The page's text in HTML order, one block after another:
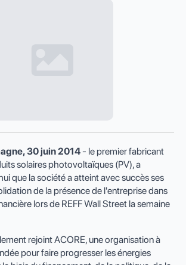
30 juin2014- le premier fabricant
solaires photovoltaïques (PV), a
que la société a atteint avec succès ses
de la présence de l'entreprise dans
lors de REFF Wall Street la semaine
rejoint ACORE, une organisation à
pour faire progresser les énergies